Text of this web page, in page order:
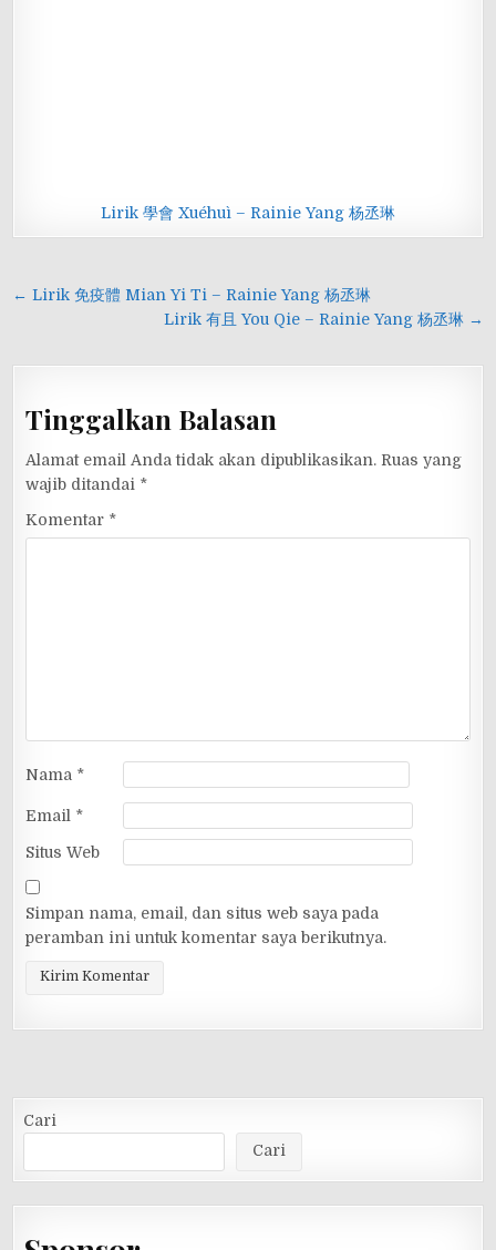
Lirik 學會 Xuéhuì – Rainie Yang 杨丞琳
Navigasi
← Lirik 免疫體 Mian Yi Ti – Rainie Yang 杨丞琳
Lirik 有且 You Qie – Rainie Yang 杨丞琳 →
Tinggalkan Balasan
Alamat email Anda tidak akan dipublikasikan. Ruas yang
wajib ditandai *
Komentar *
Nama *
Email *
Situs Web
Simpan nama, email, dan situs web saya pada
peramban ini untuk komentar saya berikutnya.
Cari
Cari